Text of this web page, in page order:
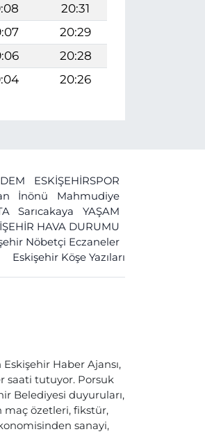
20:31
20:29
20:28
20:26
ESKİŞEHİRSPOR
İnönü
Mahmudiye
Sarıcakaya
YAŞAM
HAVA DURUMU
Nöbetçi Eczaneler
Eskişehir Köşe Yazıları
Haber Ajansı,
saati tutuyor. Porsuk
Belediyesi duyuruları,
maç özetleri, fikstür,
sanayi,